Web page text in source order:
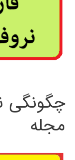
چگونگی
مجله